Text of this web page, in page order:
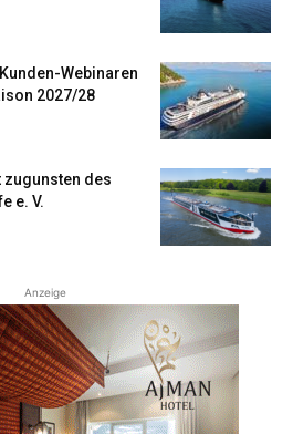
Webinaren
2027/28
des
e. V.
Anzeige